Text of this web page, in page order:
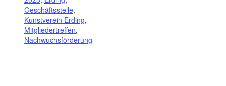
Geschäftsstelle,
Kunstverein Erding,
Mitgliedertreffen,
Nachwuchsförderung